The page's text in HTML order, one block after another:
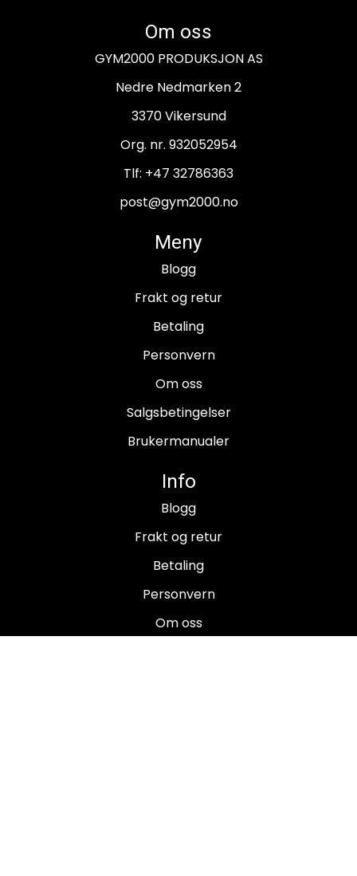
Om oss
GYM2000 PRODUKSJON AS
Nedre Nedmarken 2
3370 Vikersund
Org. nr. 932052954
Tlf: +47 32786363
post@gym2000.no
Meny
Blogg
Frakt og retur
Betaling
Personvern
Om oss
Salgsbetingelser
Brukermanualer
Info
Blogg
Frakt og retur
Betaling
Personvern
Om oss